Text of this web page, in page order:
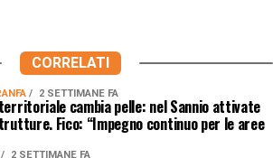
CORRELATI
2 SETTIMANE FA
cambia pelle: nel Sannio attivate
Fico: “Impegno continuo per le aree
2 SETTIMANE FA